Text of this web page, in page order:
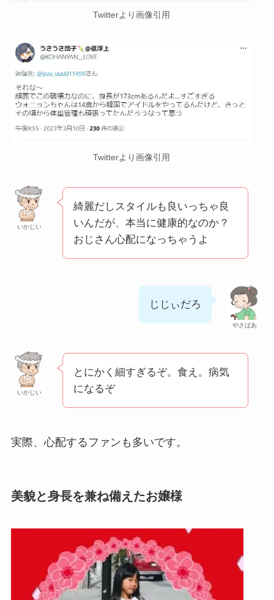
Twitterより画像引用
Twitterより画像引用
いかじい
綺麗だしスタイルも良いっちゃ良
いんだが、本当に健康的なのか？
おじさん心配になっちゃうよ
やさばあ
じじぃだろ
いかじい
とにかく細すぎるぞ。食え。病気
になるぞ
実際、心配するファンも多いです。
美貌と身長を兼ね備えたお嬢様